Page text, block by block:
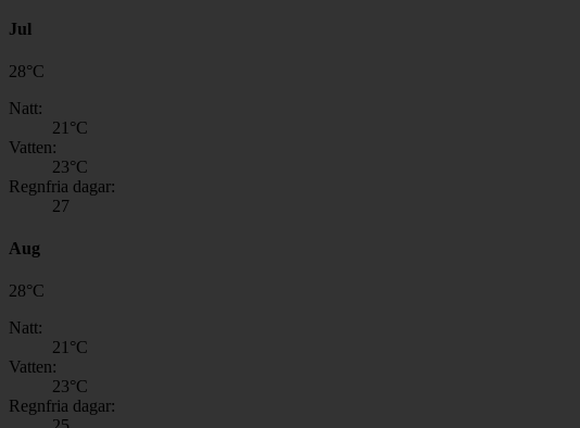
Jul
28°C
Natt:
21 °C
Vatten:
23°C
Regnfria dagar:
27
Aug
28°C
Natt:
21°C
Vatten:
23°C
Regnfria dagar: